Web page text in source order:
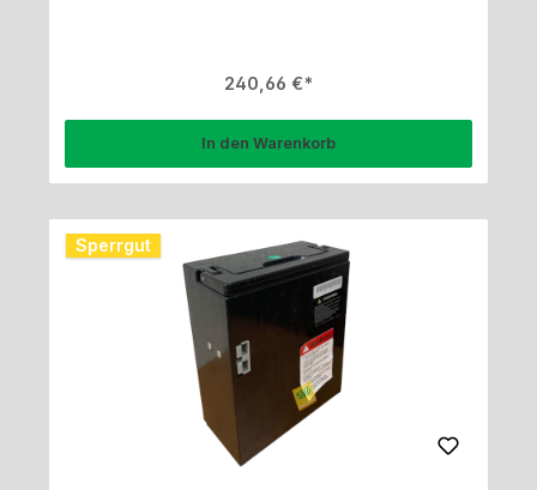
Regulärer Preis:
240,66 €
In den Warenkorb
Sperrgut